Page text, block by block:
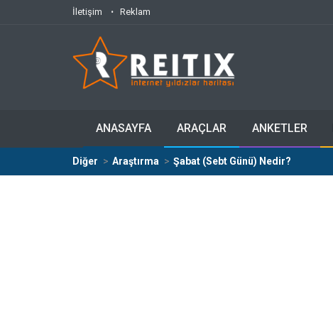
İletişim Reklam
ANASAYFA ARAÇLAR ANKETLER
Diğer Araştırma Şabat (Sebt Günü) Nedir?